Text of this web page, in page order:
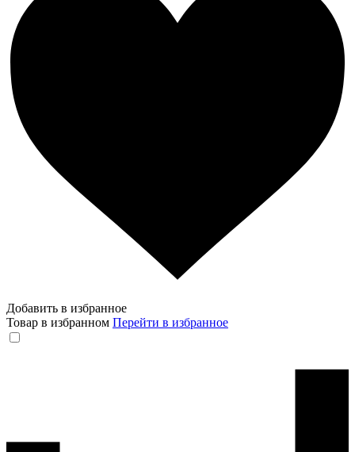
Добавить в избранное
Товар в избранном Перейти в избранное